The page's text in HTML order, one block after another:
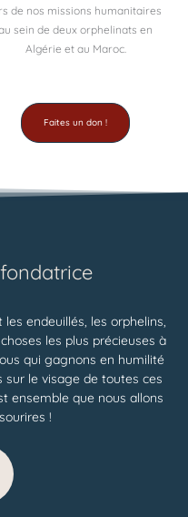
de nos missions humanitaires
sein de deux orphelinats en
Algérie et au Maroc.
Faites un don !
endeuillés, les orphelins,
les plus précieuses à
qui gagnons en humilité
sur le visage de toutes ces
ensemble que nous allons
!